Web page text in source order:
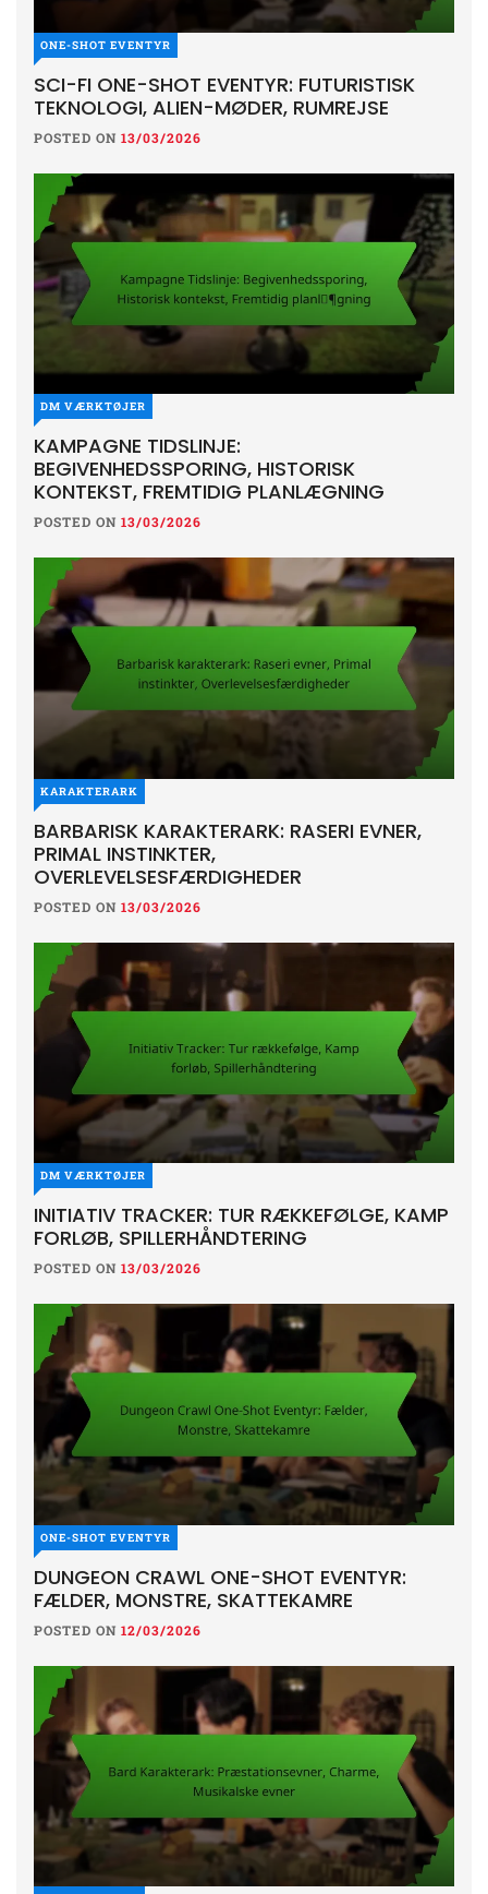
ONE-SHOT EVENTYR
SCI-FI ONE-SHOT EVENTYR: FUTURISTISK
TEKNOLOGI, ALIEN-MØDER, RUMREJSE
POSTED ON 13/03/2026
DM VÆRKTØJER
KAMPAGNE TIDSLINJE:
BEGIVENHEDSSPORING, HISTORISK
KONTEKST, FREMTIDIG PLANLÆGNING
POSTED ON 13/03/2026
KARAKTERARK
BARBARISK KARAKTERARK: RASERI EVNER,
PRIMAL INSTINKTER,
OVERLEVELSESFÆRDIGHEDER
POSTED ON 13/03/2026
DM VÆRKTØJER
INITIATIV TRACKER: TUR RÆKKEFØLGE, KAMP
FORLØB, SPILLERHÅNDTERING
POSTED ON 13/03/2026
ONE-SHOT EVENTYR
DUNGEON CRAWL ONE-SHOT EVENTYR:
FÆLDER, MONSTRE, SKATTEKAMRE
POSTED ON 12/03/2026